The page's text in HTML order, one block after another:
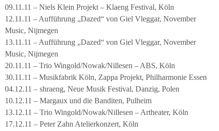
09.11.11 – Niels Klein Projekt – Klaeng Festival, Köln
12.11.11 – Aufführung „Dazed“ von Giel Vleggar, November
Music, Nijmegen
13.11.11 – Aufführung „Dazed“ von Giel Vleggar, November
Music, Nijmegen
20.11.11 – Trio Wingold/Nowak/Nillesen – ABS, Köln
30.11.11 – Musikfabrik Köln, Zappa Projekt, Philharmonie Essen
04.12.11 – shraeng, Neue Musik Festival, Danzig, Polen
10.12.11 – Margaux und die Banditen, Pulheim
13.12.11 – Trio Wingold/Nowak/Nillesen – Artheater, Köln
17.12.11 – Peter Zahn Atelierkonzert, Köln